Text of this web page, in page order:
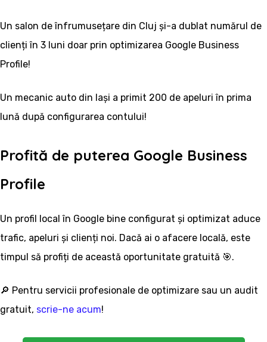
Un salon de înfrumusețare din Cluj și-a dublat numărul de
clienți în 3 luni doar prin optimizarea Google Business
Profile!
Un mecanic auto din Iași a primit 200 de apeluri în prima
lună după configurarea contului!
Profită de puterea Google Business
Profile
Un profil local în Google bine configurat și optimizat aduce
trafic, apeluri și clienți noi. Dacă ai o afacere locală, este
timpul să profiți de această oportunitate gratuită 🎯.
🔎 Pentru servicii profesionale de optimizare sau un audit
gratuit, scrie-ne acum!